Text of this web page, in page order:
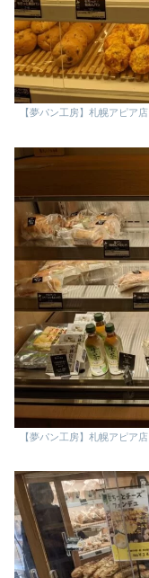
【夢パン工房】札幌アピア店
【夢パン工房】札幌アピア店